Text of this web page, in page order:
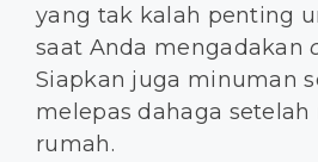
yang tak kalah penting
saat Anda mengadakan
Siapkan juga minuman
melepas dahaga
rumah.